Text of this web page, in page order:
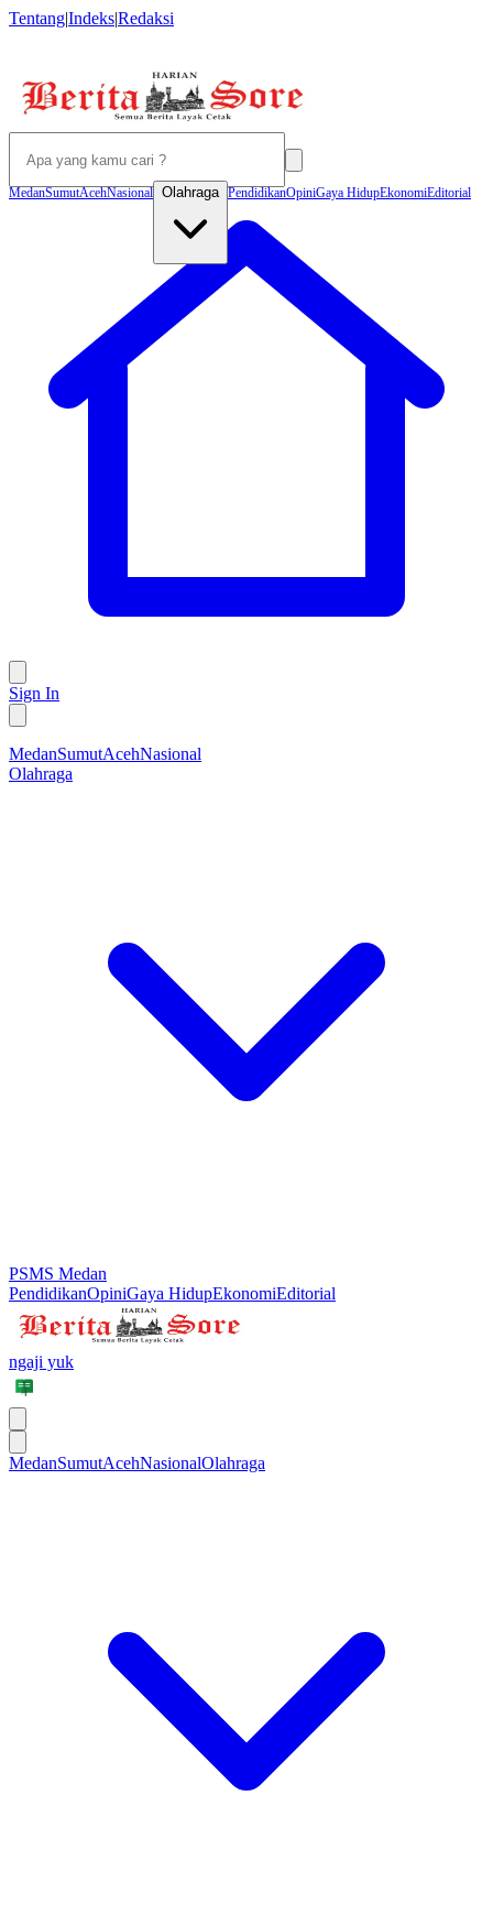
Tentang|Indeks|Redaksi
MedanSumutAcehNasional Olahraga PendidikanOpiniGaya HidupEkonomiEditorial
Sign In
MedanSumutAcehNasional
Olahraga
PSMS Medan
PendidikanOpiniGaya HidupEkonomiEditorial
ngaji yuk
MedanSumutAcehNasionalOlahraga